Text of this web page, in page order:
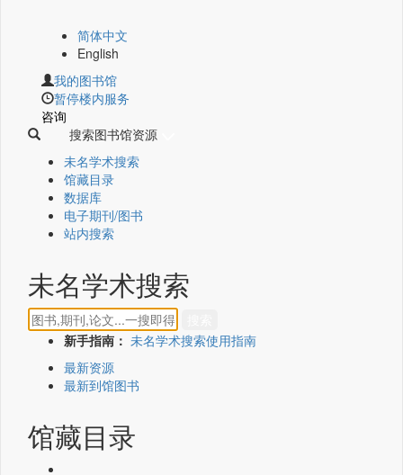
简体中文
English
我的图书馆
暂停楼内服务
咨询
搜索图书馆资源
未名学术搜索
馆藏目录
数据库
电子期刊/图书
站内搜索
未名学术搜索
新手指南： 未名学术搜索使用指南
最新资源
最新到馆图书
馆藏目录